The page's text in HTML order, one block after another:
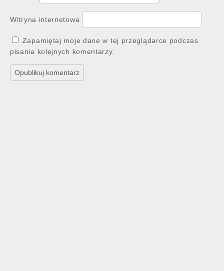
Witryna internetowa
Zapamiętaj moje dane w tej przeglądarce podczas
pisania kolejnych komentarzy.